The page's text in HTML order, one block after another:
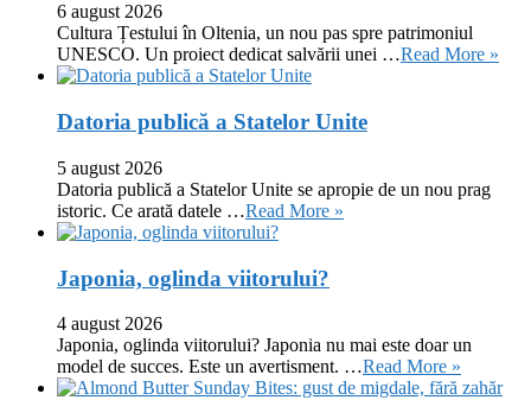
6 august 2026
Cultura Țestului în Oltenia, un nou pas spre patrimoniul
UNESCO. Un proiect dedicat salvării unei …Read More »
Datoria publică a Statelor Unite
5 august 2026
Datoria publică a Statelor Unite se apropie de un nou prag
istoric. Ce arată datele …Read More »
Japonia, oglinda viitorului?
4 august 2026
Japonia, oglinda viitorului? Japonia nu mai este doar un
model de succes. Este un avertisment. …Read More »